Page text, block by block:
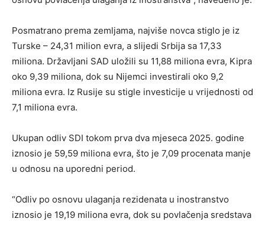
Posmatrano prema zemljama, najviše novca stiglo je iz
Turske – 24,31 milion evra, a slijedi Srbija sa 17,33
miliona. Državljani SAD uložili su 11,88 miliona evra, Kipra
oko 9,39 miliona, dok su Nijemci investirali oko 9,2
miliona evra. Iz Rusije su stigle investicije u vrijednosti od
7,1 miliona evra.
Ukupan odliv SDI tokom prva dva mjeseca 2025. godine
iznosio je 59,59 miliona evra, što je 7,09 procenata manje
u odnosu na uporedni period.
“Odliv po osnovu ulaganja rezidenata u inostranstvo
iznosio je 19,19 miliona evra, dok su povlačenja sredstava